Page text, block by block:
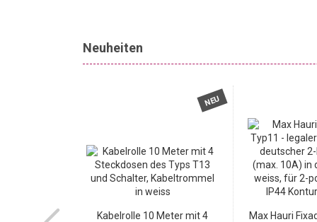
Neuheiten
in Beige-
NEU
Kabelrolle 10 Meter mit 4
Max Hauri